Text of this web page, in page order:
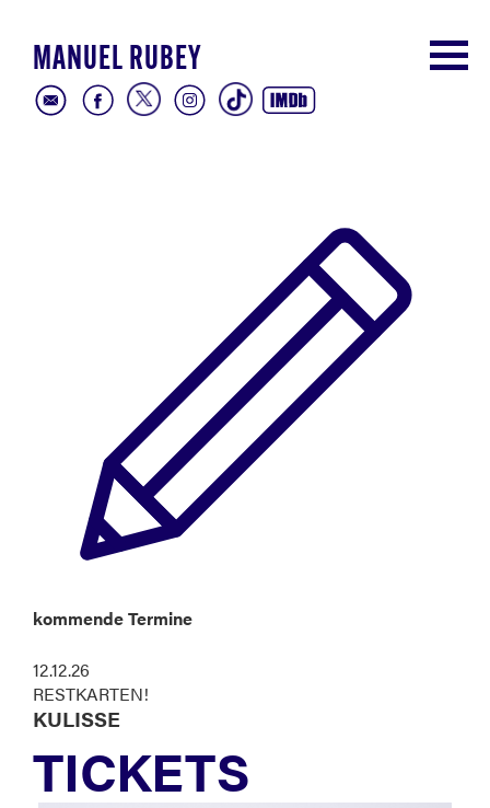
MANUEL RUBEY
kommende Termine
12.12.26
RESTKARTEN!
KULISSE
TICKETS